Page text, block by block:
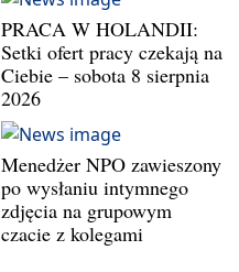
PRACA W HOLANDII:
Setki ofert pracy czekają na
Ciebie – sobota 8 sierpnia
2026
Menedżer NPO zawieszony
po wysłaniu intymnego
zdjęcia na grupowym
czacie z kolegami